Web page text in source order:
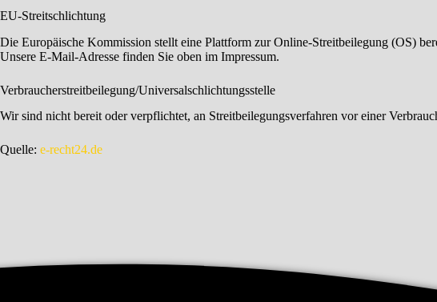
EU-Streitschlichtung
Die Europäische Kommission stellt eine Plattform zur Online-Streitbeilegung (OS)
Unsere E-Mail-Adresse finden Sie oben im Impressum.
Verbraucher­streit­beilegung/Universal­schlichtungs­stelle
Wir sind nicht bereit oder verpflichtet, an Streitbeilegungsverfahren vor einer
Quelle: e-recht24.de